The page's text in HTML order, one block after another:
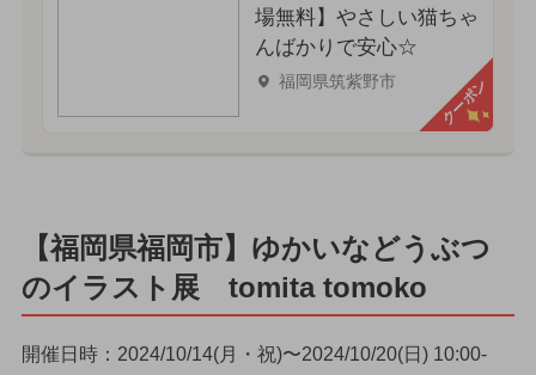
場無料】やさしい猫ちゃ
んばかりで安心☆
福岡県筑紫野市 クーポン
【福岡県福岡市】ゆかいなどうぶつ
のイラスト展 tomita tomoko
開催日時：2024/10/14(月・祝)〜2024/10/20(日) 10:00-